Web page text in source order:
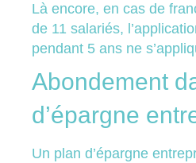
Là encore, en cas de
de 11 salariés,
pendant 5 ans ne
Abondement
d’épargne
Un plan d’épargne